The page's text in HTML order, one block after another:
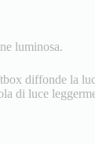
luminosa.
diffonde la
di luce